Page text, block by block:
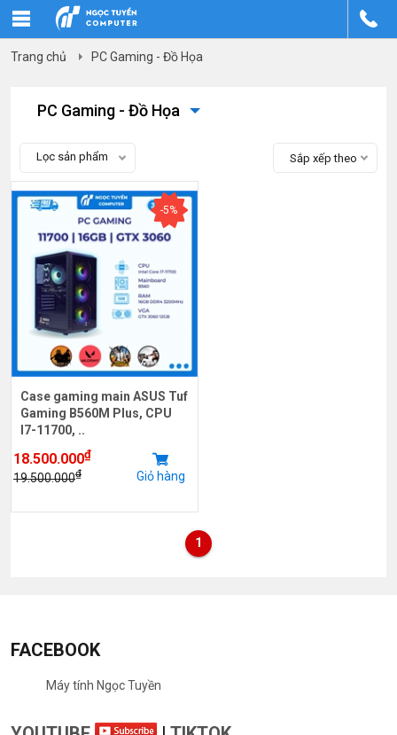
Trang chủ PC Gaming - Đồ Họa
PC Gaming - Đồ Họa
Lọc sản phẩm Sắp xếp theo
-5%
Case gaming main ASUS Tuf
Gaming B560M Plus, CPU
I7-11700, ..
18.500.000₫
19.500.000₫ Giỏ hàng
1
FACEBOOK
Máy tính Ngọc Tuyền